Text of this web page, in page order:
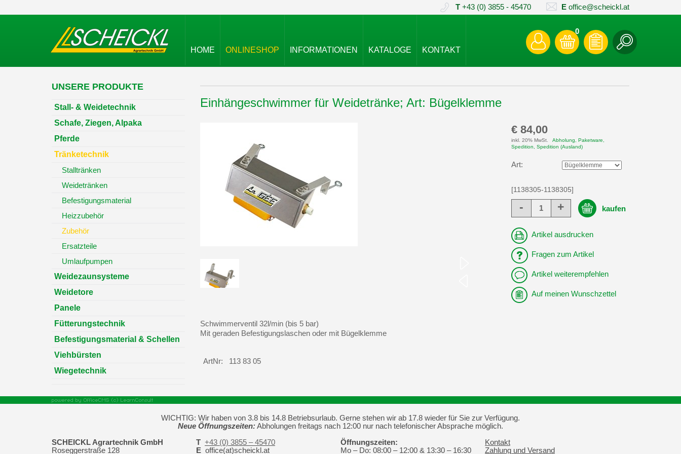
E office@scheickl.at
T +43 (0) 3855 - 45470
HOME ONLINESHOP INFORMATIONEN KATALOGE KONTAKT
0
Einhängeschwimmer für Weidetränke; Art: Bügelklemme
€ 84,00
inkl. 20% MwSt.
Abholung, Paketware,
Spedition, Spedition (Ausland)
Art:
[1138305-1138305]
- + kaufen
Artikel ausdrucken
Fragen zum Artikel
Artikel weiterempfehlen
Auf meinen Wunschzettel
Schwimmerventil 32l/min (bis 5 bar)
Mit geraden Befestigungslaschen oder mit Bügelklemme
ArtNr: 113 83 05
UNSERE PRODUKTE
Stall- & Weidetechnik
Schafe, Ziegen, Alpaka
Pferde
Tränketechnik
Stalltränken
Weidetränken
Befestigungsmaterial
Heizzubehör
Zubehör
Ersatzteile
Umlaufpumpen
Weidezaunsysteme
Weidetore
Panele
Fütterungstechnik
Befestigungsmaterial & Schellen
Viehbürsten
Wiegetechnik
WICHTIG: Wir haben von 3.8 bis 14.8 Betriebsurlaub. Gerne stehen wir ab 17.8 wieder für Sie zur Verfügung.
Neue Öffnungszeiten: Abholungen freitags nach 12:00 nur nach telefonischer Absprache möglich.
SCHEICKL Agrartechnik GmbH
Roseggerstraße 128
T +43 (0) 3855 – 45470
E office(at)scheickl.at
Öffnungszeiten:
Mo – Do: 08:00 – 12:00 & 13:30 – 16:30
Kontakt
Zahlung und Versand